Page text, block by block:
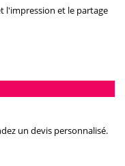
l'impression et le partage
un devis personnalisé.